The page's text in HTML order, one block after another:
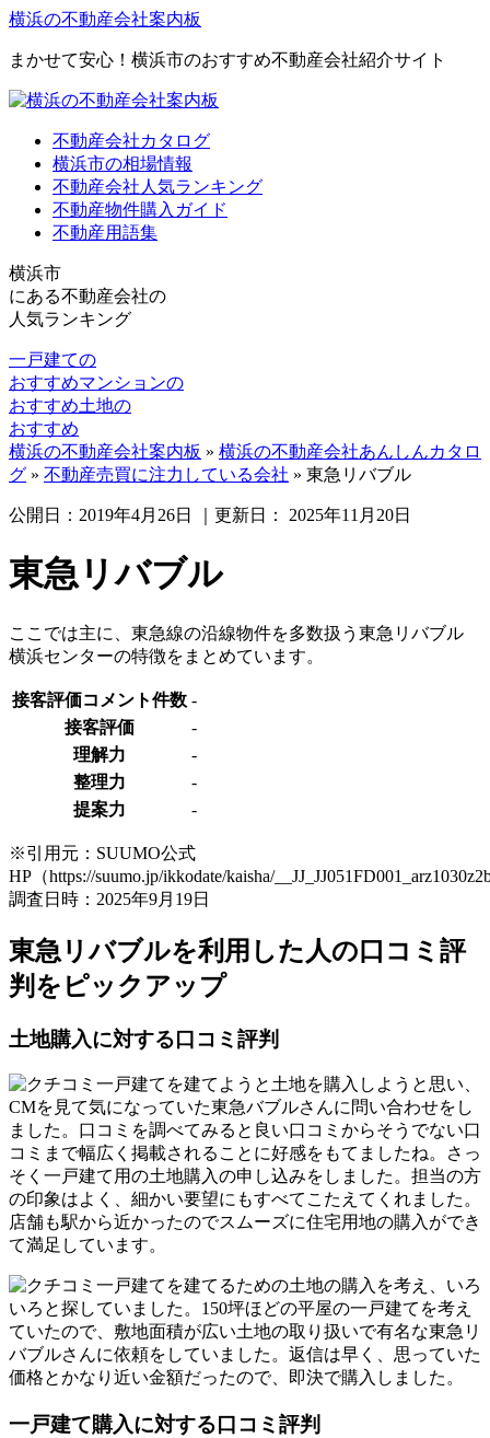
横浜の不動産会社案内板
まかせて安心！横浜市のおすすめ不動産会社紹介サイト
不動産会社カタログ
横浜市の相場情報
不動産会社人気ランキング
不動産物件購入ガイド
不動産用語集
横浜市
にある不動産会社の
人気ランキング
一戸建ての
おすすめマンションの
おすすめ土地の
おすすめ
横浜の不動産会社案内板 » 横浜の不動産会社あんしんカタロ
グ » 不動産売買に注力している会社 » 東急リバブル
公開日： 2019年4月26日 ｜更新日： 2025年11月20日
東急リバブル
ここでは主に、東急線の沿線物件を多数扱う東急リバブル
横浜センターの特徴をまとめています。
接客評価コメント件数 -
接客評価
-
理解力
-
整理力
-
提案力
-
※引用元：SUUMO公式
HP（https://suumo.jp/ikkodate/kaisha/
調査日時：2025年9月19日
東急リバブルを利用した人の口コミ評
判をピックアップ
土地購入に対する口コミ評判
一戸建てを建てようと土地を購入しようと思い、
CMを見て気になっていた東急バブルさんに問い合わせをし
ました。口コミを調べてみると良い口コミからそうでない口
コミまで幅広く掲載されることに好感をもてましたね。さっ
そく一戸建て用の土地購入の申し込みをしました。担当の方
の印象はよく、細かい要望にもすべてこたえてくれました。
店舗も駅から近かったのでスムーズに住宅用地の購入ができ
て満足しています。
一戸建てを建てるための土地の購入を考え、いろ
いろと探していました。150坪ほどの平屋の一戸建てを考え
ていたので、敷地面積が広い土地の取り扱いで有名な東急リ
バブルさんに依頼をしていました。返信は早く、思っていた
価格とかなり近い金額だったので、即決で購入しました。
一戸建て購入に対する口コミ評判